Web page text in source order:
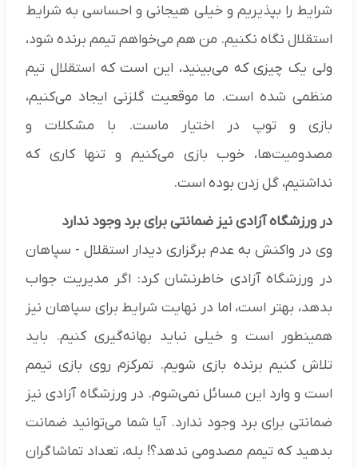
شرایط را بپذیریم و خیلی هیجانی و احساسی به شرایط
استقلال نگاه نکنیم. من هم می‌خواهم تیمم برنده شود،
ولی یک چیزی که می‌بینید، این است که استقلال تیم
منظمی شده است. ما موقعیت گلزنی ایجاد می‌کنیم،
بازی و توپ در اختیار ماست. با مشکلات و
مصدومیت‌ها، خوب بازی می‌کنیم و تنها کاری که
نداشتیم، گل زدن بوده است.
در ورزشگاه آزادی نیز ضمانتی برای برد وجود ندارد
وی در واکنش به عدم برگزاری دیدار استقلال - سپاهان
در ورزشگاه آزادی خاطرنشان کرد: اگر مدیریت جواب
بدهد، بهتر است، اما در نهایت شرایط برای سپاهان نیز
همینطور است و خیلی نباید بهانه‌گیری کنیم. باید
تلاش کنیم برنده بازی شویم. تمرکزم روی بازی تیمم
است و وارد این مسائل نمی‌شوم. در ورزشگاه آزادی نیز
ضمانتی برای برد وجود ندارد. آیا شما می‌توانید ضمانت
بدهید که تیمم مصدومی ندهد؟! بله، تعداد تماشاگران